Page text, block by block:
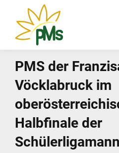
PMS der
Vöcklabruck im
Halbfinale der